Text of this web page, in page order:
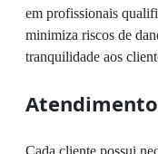
em profissionais
minimiza riscos de
tranquilidade aos
Cada cliente possui